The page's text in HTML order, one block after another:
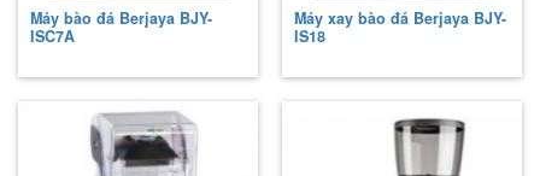
Máy bào đá Berjaya BJY-
ISC7A
Máy xay bào đá Berjaya BJY-
IS18